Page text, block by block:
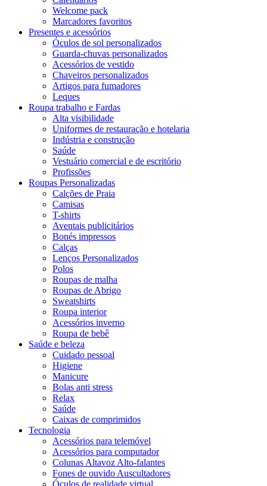
Welcome pack
Marcadores favoritos
Presentes e acessórios
Óculos de sol personalizados
Guarda-chuvas personalizados
Acessórios de vestido
Chaveiros personalizados
Artigos para fumadores
Leques
Roupa trabalho e Fardas
Alta visibilidade
Uniformes de restauração e hotelaria
Indústria e construção
Saúde
Vestuário comercial e de escritório
Profissões
Roupas Personalizadas
Calções de Praia
Camisas
T-shirts
Aventais publicitários
Bonés impressos
Calças
Lenços Personalizados
Polos
Roupas de malha
Roupas de Abrigo
Sweatshirts
Roupa interior
Acessórios inverno
Roupa de bebê
Saúde e beleza
Cuidado pessoal
Higiene
Manicure
Bolas anti stress
Relax
Saúde
Caixas de comprimidos
Tecnologia
Acessórios para telemóvel
Acessórios para computador
Colunas Altavoz Alto-falantes
Fones de ouvido Auscultadores
Óculos de realidade virtual